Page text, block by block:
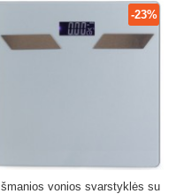
Išmanios vonios svarstyklės su
-23%